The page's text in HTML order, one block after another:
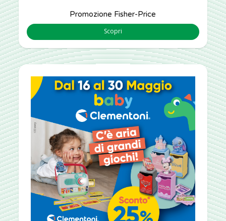
Promozione Fisher-Price
Scopri